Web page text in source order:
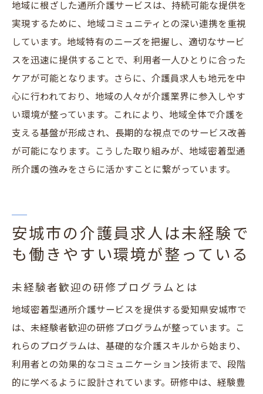
地域に根ざした通所介護サービスは、持続可能な提供を
実現するために、地域コミュニティとの深い連携を重視
しています。地域特有のニーズを把握し、適切なサービ
スを迅速に提供することで、利用者一人ひとりに合った
ケアが可能となります。さらに、介護員求人も地元を中
心に行われており、地域の人々が介護業界に参入しやす
い環境が整っています。これにより、地域全体で介護を
支える基盤が形成され、長期的な視点でのサービス改善
が可能になります。こうした取り組みが、地域密着型通
所介護の強みをさらに活かすことに繋がっています。
安城市の介護員求人は未経験で
も働きやすい環境が整っている
未経験者歓迎の研修プログラムとは
地域密着型通所介護サービスを提供する愛知県安城市で
は、未経験者歓迎の研修プログラムが整っています。こ
れらのプログラムは、基礎的な介護スキルから始まり、
利用者との効果的なコミュニケーション技術まで、段階
的に学べるように設計されています。研修中は、経験豊